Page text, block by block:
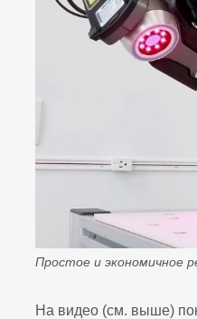
Простое и экономичное
На видео (см. выше)